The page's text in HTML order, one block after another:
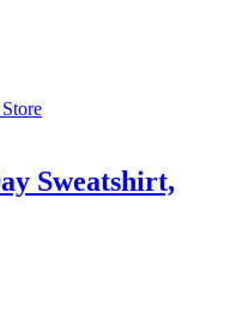
Sweatshirt,